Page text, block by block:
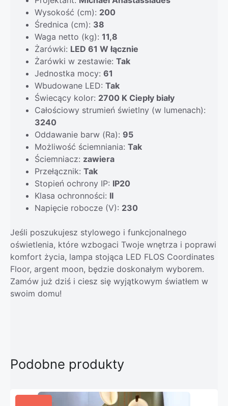
Wysokość (cm): 200
Średnica (cm): 38
Waga netto (kg): 11,8
Żarówki: LED 61 W łącznie
Żarówki w zestawie: Tak
Jednostka mocy: 61
Wbudowane LED: Tak
Świecący kolor: 2700 K Ciepły biały
Całościowy strumień świetlny (w lumenach):
3240
Oddawanie barw (Ra): 95
Możliwość ściemniania: Tak
Ściemniacz: zawiera
Przełącznik: Tak
Stopień ochrony IP: IP20
Klasa ochronności: II
Napięcie robocze (V): 230
Jeśli poszukujesz stylowego i funkcjonalnego
oświetlenia, które wzbogaci Twoje wnętrza i poprawi
komfort życia, lampa stojąca LED FLOS Coordinates
Floor, argent moon, będzie doskonałym wyborem.
Zamów już dziś i ciesz się wyjątkowym światłem w
swoim domu!
Podobne produkty